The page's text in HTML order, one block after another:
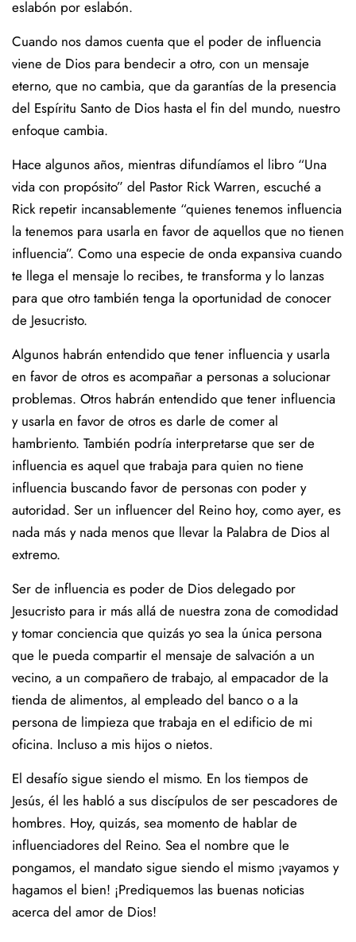
eslabón por eslabón.
Cuando nos damos cuenta que el poder de influencia
viene de Dios para bendecir a otro, con un mensaje
eterno, que no cambia, que da garantías de la presencia
del Espíritu Santo de Dios hasta el fin del mundo, nuestro
enfoque cambia.
Hace algunos años, mientras difundíamos el libro “Una
vida con propósito” del Pastor Rick Warren, escuché a
Rick repetir incansablemente “quienes tenemos influencia
la tenemos para usarla en favor de aquellos que no tienen
influencia”. Como una especie de onda expansiva cuando
te llega el mensaje lo recibes, te transforma y lo lanzas
para que otro también tenga la oportunidad de conocer
de Jesucristo.
Algunos habrán entendido que tener influencia y usarla
en favor de otros es acompañar a personas a solucionar
problemas. Otros habrán entendido que tener influencia
y usarla en favor de otros es darle de comer al
hambriento. También podría interpretarse que ser de
influencia es aquel que trabaja para quien no tiene
influencia buscando favor de personas con poder y
autoridad. Ser un influencer del Reino hoy, como ayer, es
nada más y nada menos que llevar la Palabra de Dios al
extremo.
Ser de influencia es poder de Dios delegado por
Jesucristo para ir más allá de nuestra zona de comodidad
y tomar conciencia que quizás yo sea la única persona
que le pueda compartir el mensaje de salvación a un
vecino, a un compañero de trabajo, al empacador de la
tienda de alimentos, al empleado del banco o a la
persona de limpieza que trabaja en el edificio de mi
oficina. Incluso a mis hijos o nietos.
El desafío sigue siendo el mismo. En los tiempos de
Jesús, él les habló a sus discípulos de ser pescadores de
hombres. Hoy, quizás, sea momento de hablar de
influenciadores del Reino. Sea el nombre que le
pongamos, el mandato sigue siendo el mismo ¡vayamos y
hagamos el bien! ¡Prediquemos las buenas noticias
acerca del amor de Dios!